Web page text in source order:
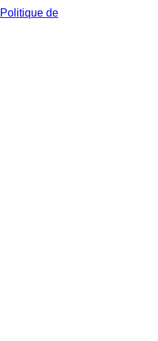
Politique de